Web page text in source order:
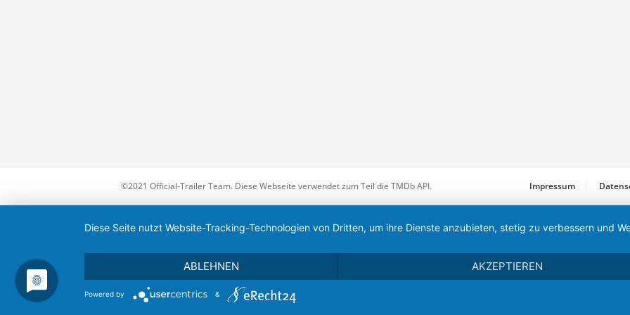
©2021 Official-Trailer Team. Diese Webseite verwendet zum Teil die TMDb API. Impressum
Diese Seite nutzt Website-Tracking-Technologien von Dritten, um ihre Dienste anzubieten, stetig zu verbessern und
ABLEHNEN AKZEPTIEREN
Powered by &